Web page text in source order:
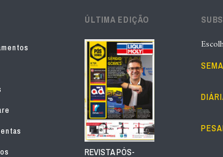
ÚLTIMA EDIÇÃO
REVISTA PÓS-